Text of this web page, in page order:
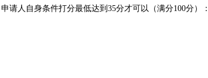
请人自身条件打分最低达到35分才可以（满分100分）：